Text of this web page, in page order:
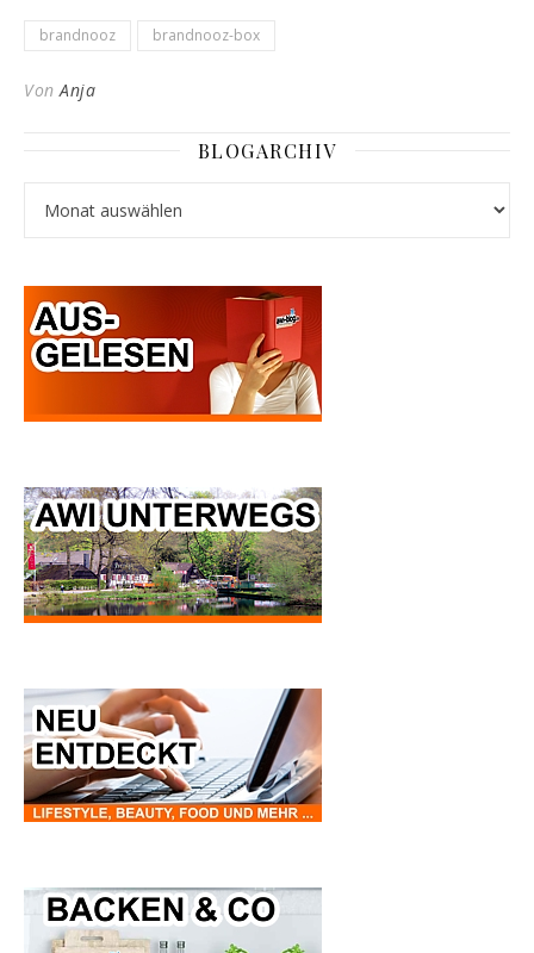
Neujahrsvorsätze
brandnooz brandnooz-box
Von Anja
BLOGARCHIV